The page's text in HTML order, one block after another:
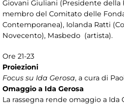
Giovani Giuliani (Presidente della
membro del Comitato delle
Contemporanea), Iolanda Ratti
Novecento), Masbedo (artista).
Ore 21-23
Proiezioni
Focus su Ida Gerosa, a cura di
Omaggio a Ida Gerosa
La rassegna rende omaggio a Ida